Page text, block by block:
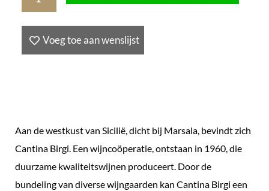
Passito
Terre
Italië
aantal
Voeg toe aan wenslijst
Aan de westkust van Sicilië, dicht bij Marsala, bevindt zich
Cantina Birgi. Een wijncoöperatie, ontstaan in 1960, die
duurzame kwaliteitswijnen produceert. Door de
bundeling van diverse wijngaarden kan Cantina Birgi een